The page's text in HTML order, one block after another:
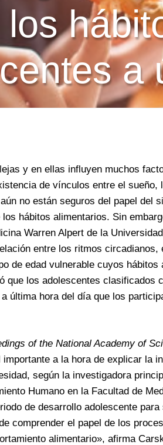
a
y en ellas influyen muchos
de vínculos entre el sueño,
no están seguros del papel del
hábitos alimentarios. Sin
Warren Alpert de la
entre los ritmos circadianos,
de edad vulnerable cuyos hábitos
que los adolescentes clasificados
última hora del día que los
of the National Academy of
a la hora de explicar la
según la investigadora
Humano en la Facultad de
de desarrollo adolescente
comprender el papel de los
alimentario», afirma